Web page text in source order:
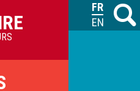
M
FRANÇAIS
ENGLISH